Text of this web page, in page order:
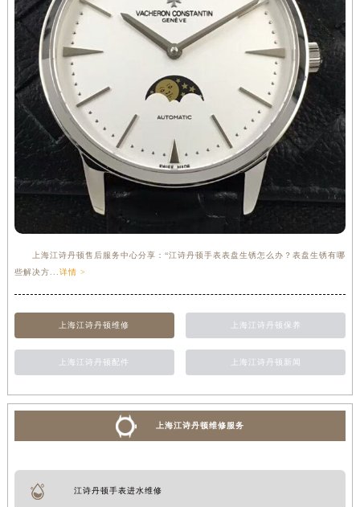
上海江诗丹顿售后服务中心分享：“江诗丹顿手表表盘生锈怎么办？表盘生锈有哪
些解决方... 详情 >
上海江诗丹顿维修 上海江诗丹顿保养
上海江诗丹顿配件 上海江诗丹顿新闻
上海江诗丹顿维修服务
江诗丹顿手表进水维修